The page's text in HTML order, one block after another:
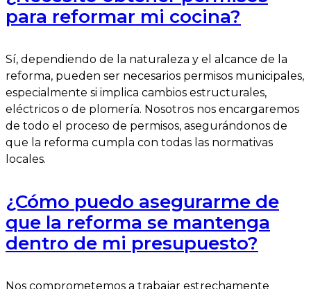
para reformar mi cocina?
Sí, dependiendo de la naturaleza y el alcance de la
reforma, pueden ser necesarios permisos municipales,
especialmente si implica cambios estructurales,
eléctricos o de plomería. Nosotros nos encargaremos
de todo el proceso de permisos, asegurándonos de
que la reforma cumpla con todas las normativas
locales.
¿Cómo puedo asegurarme de
que la reforma se mantenga
dentro de mi presupuesto?
Nos comprometemos a trabajar estrechamente